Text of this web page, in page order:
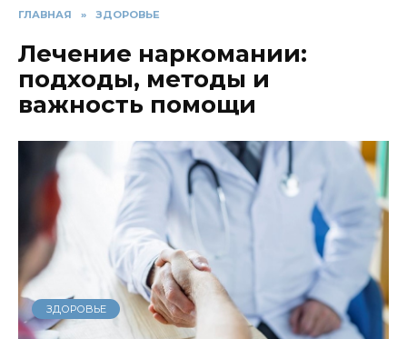
ГЛАВНАЯ » ЗДОРОВЬЕ
Лечение наркомании:
подходы, методы и
важность помощи
ЗДОРОВЬЕ